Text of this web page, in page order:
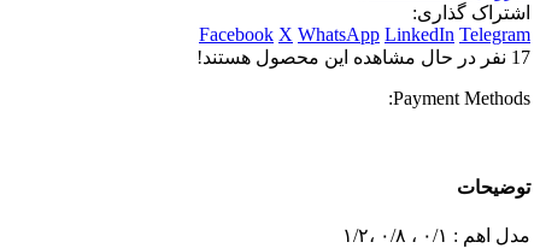
اشتراک گذاری:
Facebook X WhatsApp LinkedIn Telegram
17 نفر در حال مشاهده این محصول هستند!
Payment Methods:
توضیحات
مدل اهم : ۰/۱ ، ۰/۸ ،۱/۲